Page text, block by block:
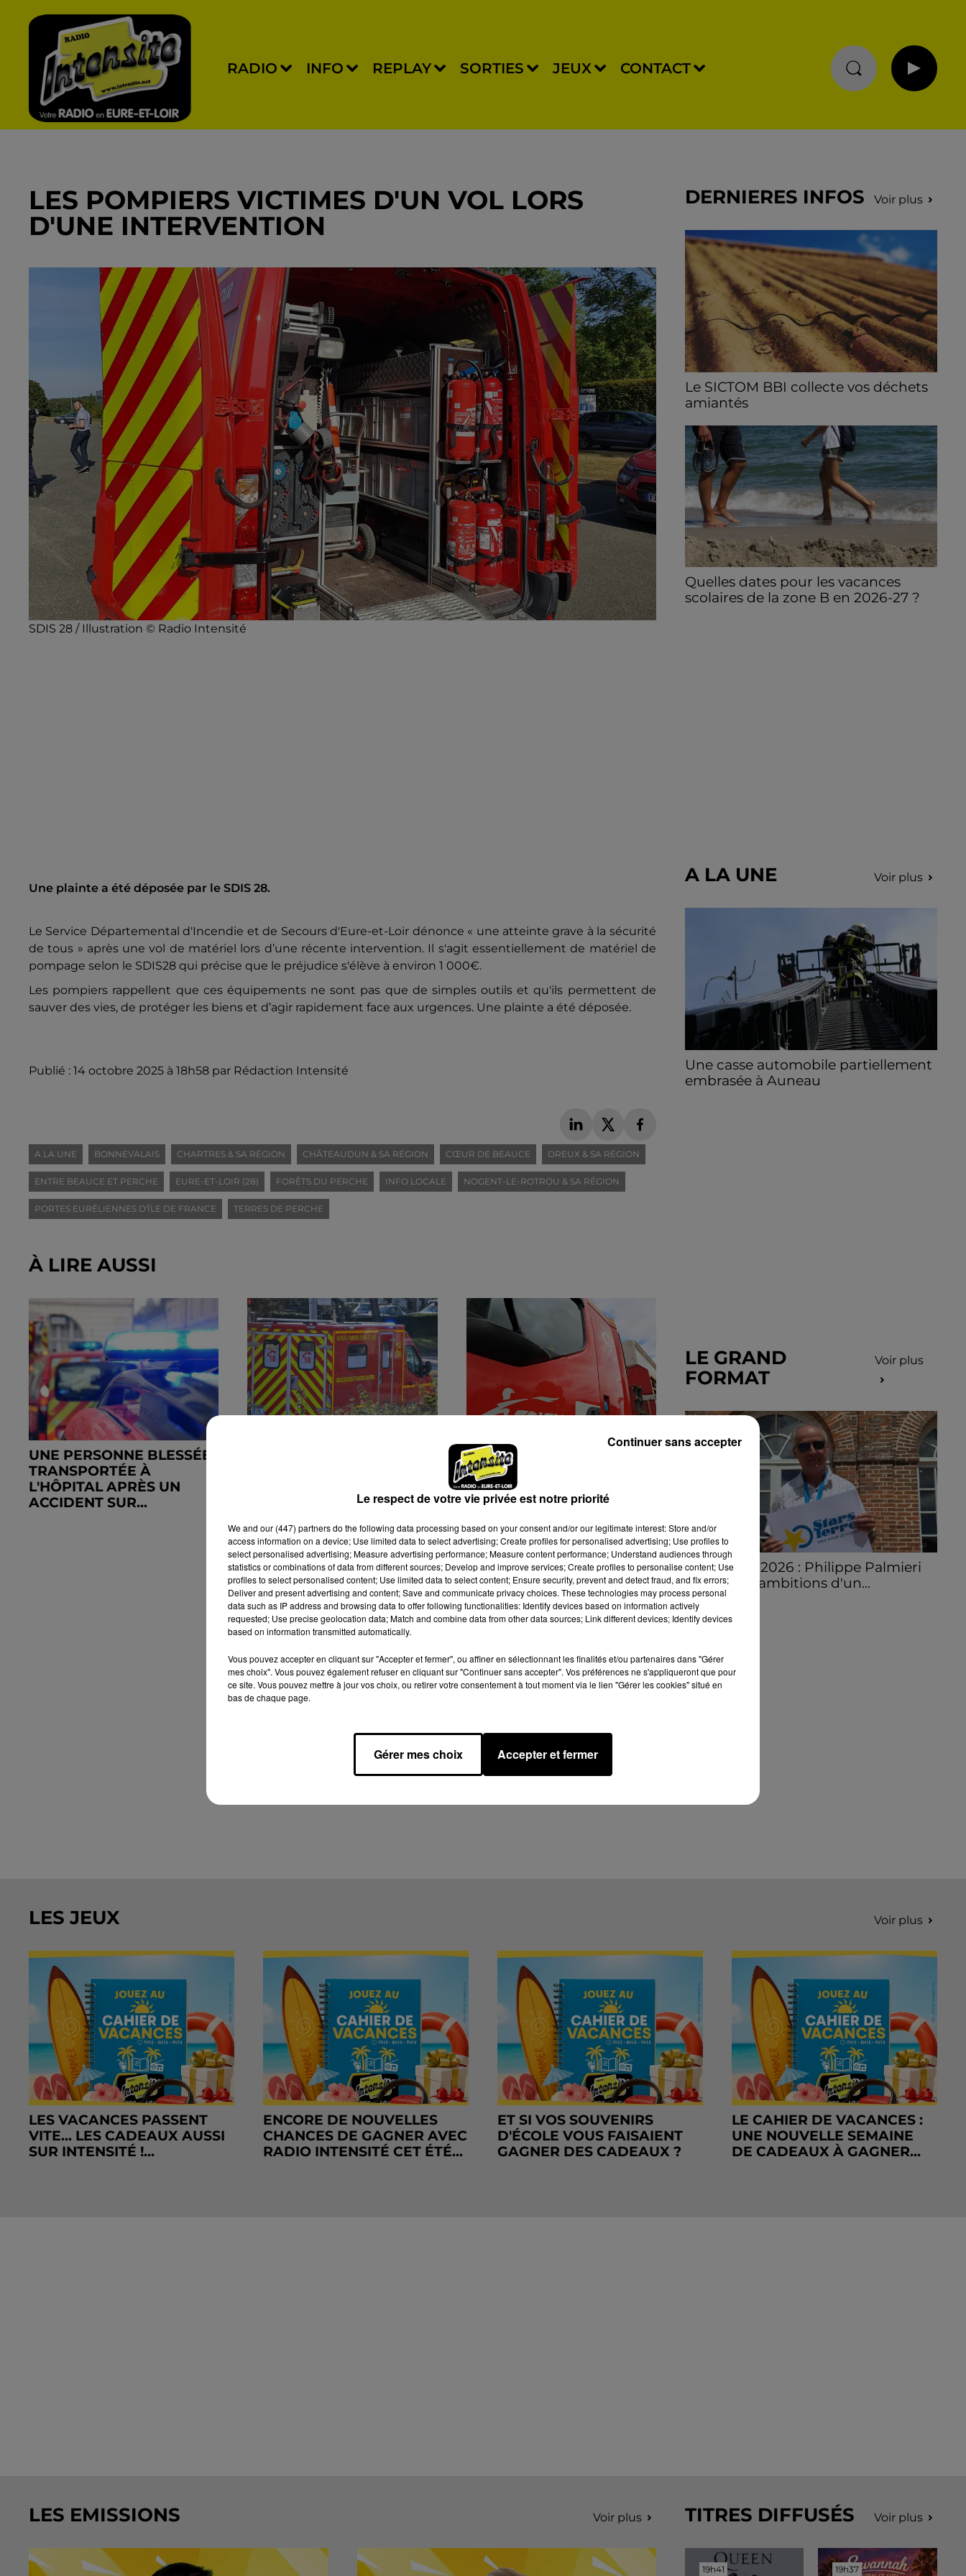
RADIO INFO REPLAY SORTIES JEUX CONTACT
LES POMPIERS VICTIMES D'UN VOL LORS
D'UNE INTERVENTION
SDIS 28 / Illustration © Radio Intensité
Une plainte a été déposée par le SDIS 28.
Le Service Départemental d'Incendie et de Secours d'Eure-et-Loir dénonce « une atteinte grave à la sécurité
de tous » après une vol de matériel lors d’une récente intervention. Il s'agit essentiellement de matériel de
pompage selon le SDIS28 qui précise que le préjudice s'élève à environ 1 000€.
Les pompiers rappellent que ces équipements ne sont pas que de simples outils et qu'ils permettent de
sauver des vies, de protéger les biens et d’agir rapidement face aux urgences. Une plainte a été déposée.
Publié : 14 octobre 2025 à 18h58 par Rédaction Intensité
A LA UNE BONNEVALAIS CHARTRES & SA RÉGION CHÂTEAUDUN & SA RÉGION CŒUR DE BEAUCE DREUX & SA RÉGION
ENTRE BEAUCE ET PERCHE EURE-ET-LOIR (28) FORÊTS DU PERCHE INFO LOCALE NOGENT-LE-ROTROU & SA RÉGION
PORTES EURÉLIENNES D'ÎLE DE FRANCE TERRES DE PERCHE
À LIRE AUSSI
UNE PERSONNE BLESSÉE
TRANSPORTÉE À
L'HÔPITAL APRÈS UN
ACCIDENT SUR...
TROIS BLESSÉS DANS UN
INCENDIE DE PAVILLON À
LUPLANTÉ
DERNIERES INFOS Voir plus
Le SICTOM BBI collecte vos déchets
amiantés
un nombre limité de personnes, sur
incription.
Quelles dates pour les vacances
scolaires de la zone B en 2026-27 ?
A LA UNE Voir plus
Une casse automobile partiellement
embrasée à Auneau
LE GRAND
FORMAT
Voir plus
Stars'Terre 2026 : Philippe Palmieri
dévoile les ambitions d'un...
À quelques semaines de la première
édition de Stars'Terre, organisée du 18 au 20
LES JEUX Voir plus
LES VACANCES PASSENT
VITE... LES CADEAUX AUSSI
SUR INTENSITÉ !...
ENCORE DE NOUVELLES
CHANCES DE GAGNER AVEC
RADIO INTENSITÉ CET ÉTÉ...
ET SI VOS SOUVENIRS
D'ÉCOLE VOUS FAISAIENT
GAGNER DES CADEAUX ?
LE CAHIER DE VACANCES :
UNE NOUVELLE SEMAINE
DE CADEAUX À GAGNER...
LES EMISSIONS Voir plus TITRES DIFFUSÉS Voir plus
19h41
19h41 19h37
19h37
Le respect de votre vie privée est notre priorité
We and our (447) partnersdo the following data processing based on your consent and/or our legitimate interest: Store and/or
access information on a device; Use limited data to select advertising; Create profiles for personalised advertising; Use profiles to
select personalised advertising; Measure advertising performance; Measure content performance; Understand audiences through
statistics or combinations of data from different sources; Develop and improve services; Create profiles to personalise content; Use
profiles to select personalised content; Use limited data to select content; Ensure security, prevent and detect fraud, and fix errors;
Deliver and present advertising and content; Save and communicate privacy choices. These technologies may process personal
data such as IP address and browsing data to offer following functionalities: Identify devices based on information actively
requested; Use precise geolocation data; Match and combine data from other data sources; Link different devices; Identify devices
based on information transmitted automatically.
Vous pouvez accepter en cliquant sur "Accepter et fermer", ou affiner en sélectionnant les finalités et/ou partenaires dans "Gérer
mes choix". Vous pouvez également refuser en cliquant sur "Continuer sans accepter". Vos préférences ne s'appliqueront que pour
ce site. Vous pouvez mettre à jour vos choix, ou retirer votre consentement à tout moment via le lien "Gérer les cookies" situé en
bas de chaque page.
Gérer mes choix Accepter et fermer
Continuer sans accepter